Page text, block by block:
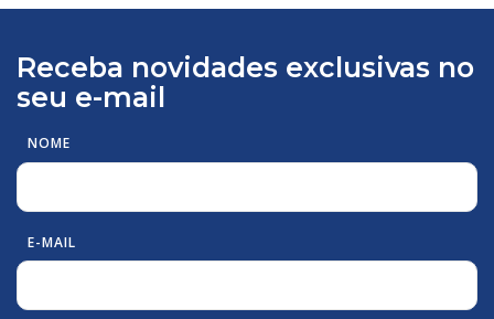
Receba novidades exclusivas no
seu e-mail
NOME
E-MAIL